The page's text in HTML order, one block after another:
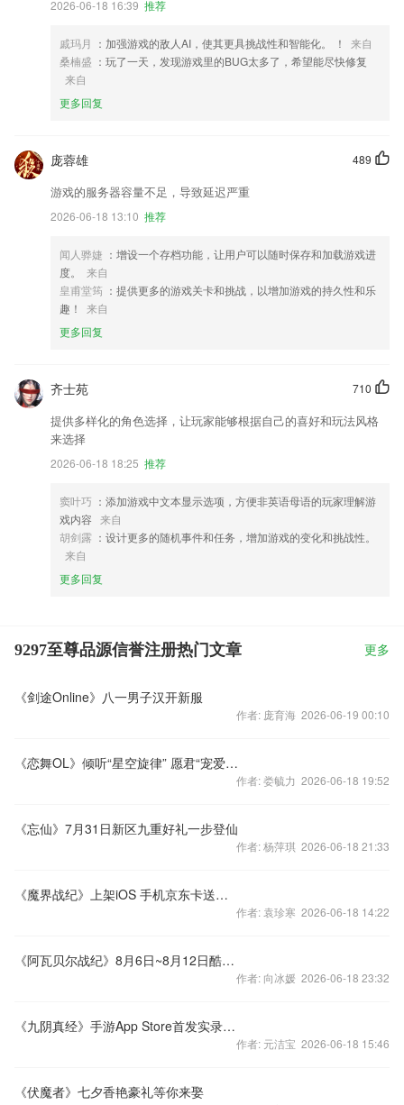
2026-06-18 16:39 推荐
戚玛月 ：加强游戏的敌人AI，使其更具挑战性和智能化。 ！
来自
桑楠盛 ：玩了一天，发现游戏里的BUG太多了，希望能尽快修复
来自
更多回复
489
庞蓉雄
游戏的服务器容量不足，导致延迟严重
2026-06-18 13:10 推荐
闻人骅婕 ：增设一个存档功能，让用户可以随时保存和加载游戏进
度。
来自
皇甫堂筠 ：提供更多的游戏关卡和挑战，以增加游戏的持久性和乐
趣！
来自
更多回复
710
齐士苑
提供多样化的角色选择，让玩家能够根据自己的喜好和玩法风格
来选择
2026-06-18 18:25 推荐
窦叶巧 ：添加游戏中文本显示选项，方便非英语母语的玩家理解游
戏内容 来自
胡剑露 ：设计更多的随机事件和任务，增加游戏的变化和挑战性。
来自
更多回复
9297至尊品源信誉注册热门文章 更多
《剑途Online》八一男子汉开新服
作者: 庞育海 2026-06-19 00:10
《恋舞OL》倾听“星空旋律” 愿君“宠爱一生”
作者: 娄毓力 2026-06-18 19:52
《忘仙》7月31日新区九重好礼一步登仙
作者: 杨萍琪 2026-06-18 21:33
《魔界战纪》上架iOS 手机京东卡送送送！
作者: 袁珍寒 2026-06-18 14:22
《阿瓦贝尔战纪》8月6日~8月12日酷爽测试(删档测试)公告
作者: 向冰媛 2026-06-18 23:32
《九阴真经》手游App Store首发实录片首曝
作者: 元洁宝 2026-06-18 15:46
《伏魔者》七夕香艳豪礼等你来娶